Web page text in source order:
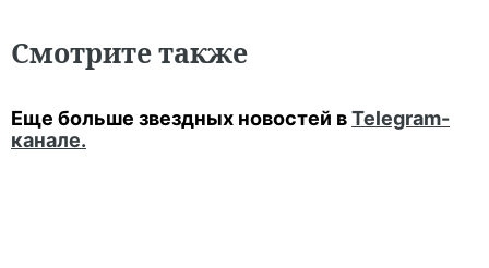
Смотритетакже
Еще больше звездных новостей вTelegram-
канале.